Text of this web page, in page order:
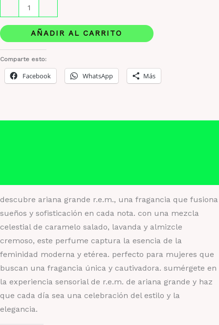
Grande
R.E.M
cantidad
AÑADIR AL CARRITO
Comparte esto:
Facebook WhatsApp Más
descubre ariana grande r.e.m., una fragancia que fusiona
sueños y sofisticación en cada nota. con una mezcla
celestial de caramelo salado, lavanda y almizcle
cremoso, este perfume captura la esencia de la
feminidad moderna y etérea. perfecto para mujeres que
buscan una fragancia única y cautivadora. sumérgete en
la experiencia sensorial de r.e.m. de ariana grande y haz
que cada día sea una celebración del estilo y la
elegancia.